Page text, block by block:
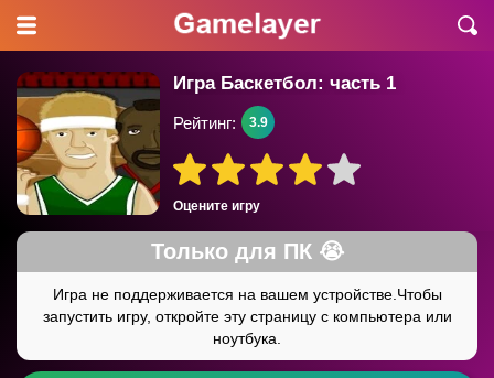
Игра Баскетбол: часть 1
Оцените игру
Рейтинг: 3.9